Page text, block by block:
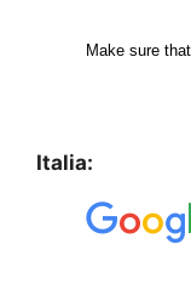
Italia: